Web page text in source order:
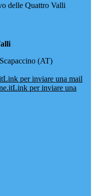
delle Quattro Valli
(AT)
Link per inviare una mail
Link per inviare una